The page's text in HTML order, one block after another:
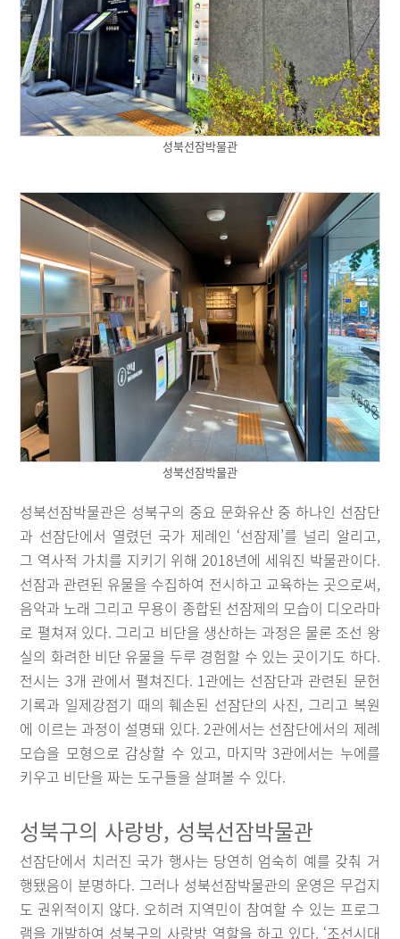
성북선잠박물관
성북선잠박물관
성북선잠박물관은 성북구의 중요 문화유산 중 하나인 선잠단
과 선잠단에서 열렸던 국가 제례인 ‘선잠제’를 널리 알리고,
그 역사적 가치를 지키기 위해 2018년에 세워진 박물관이다.
선잠과 관련된 유물을 수집하여 전시하고 교육하는 곳으로써,
음악과 노래 그리고 무용이 종합된 선잠제의 모습이 디오라마
로 펼쳐져 있다. 그리고 비단을 생산하는 과정은 물론 조선 왕
실의 화려한 비단 유물을 두루 경험할 수 있는 곳이기도 하다.
전시는 3개 관에서 펼쳐진다. 1관에는 선잠단과 관련된 문헌
기록과 일제강점기 때의 훼손된 선잠단의 사진, 그리고 복원
에 이르는 과정이 설명돼 있다. 2관에서는 선잠단에서의 제례
모습을 모형으로 감상할 수 있고, 마지막 3관에서는 누에를
키우고 비단을 짜는 도구들을 살펴볼 수 있다.
성북구의 사랑방, 성북선잠박물관
선잠단에서 치러진 국가 행사는 당연히 엄숙히 예를 갖춰 거
행됐음이 분명하다. 그러나 성북선잠박물관의 운영은 무겁지
도 권위적이지 않다. 오히려 지역민이 참여할 수 있는 프로그
램을 개발하여 성북구의 사랑방 역할을 하고 있다. ‘조선시대